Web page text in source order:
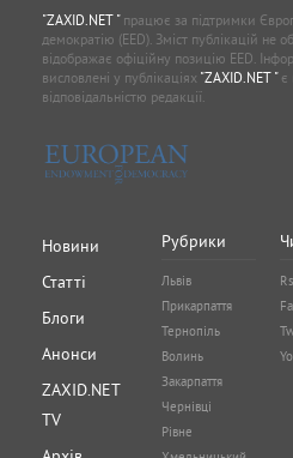
"ZAXID.NET "працює за підтримки
демократію (EED). Зміст публікацій не
відображає офіційну позицію EED.
висловлені у публікаціях "ZAXID.NET "є
відповідальністю редакції.
Новини
Статті
Блоги
Анонси
ZAXID.NET
TV
Рубрики
Львів
Прикарпаття
Тернопіль
Волинь
Закарпаття
Чернівці
Рівне